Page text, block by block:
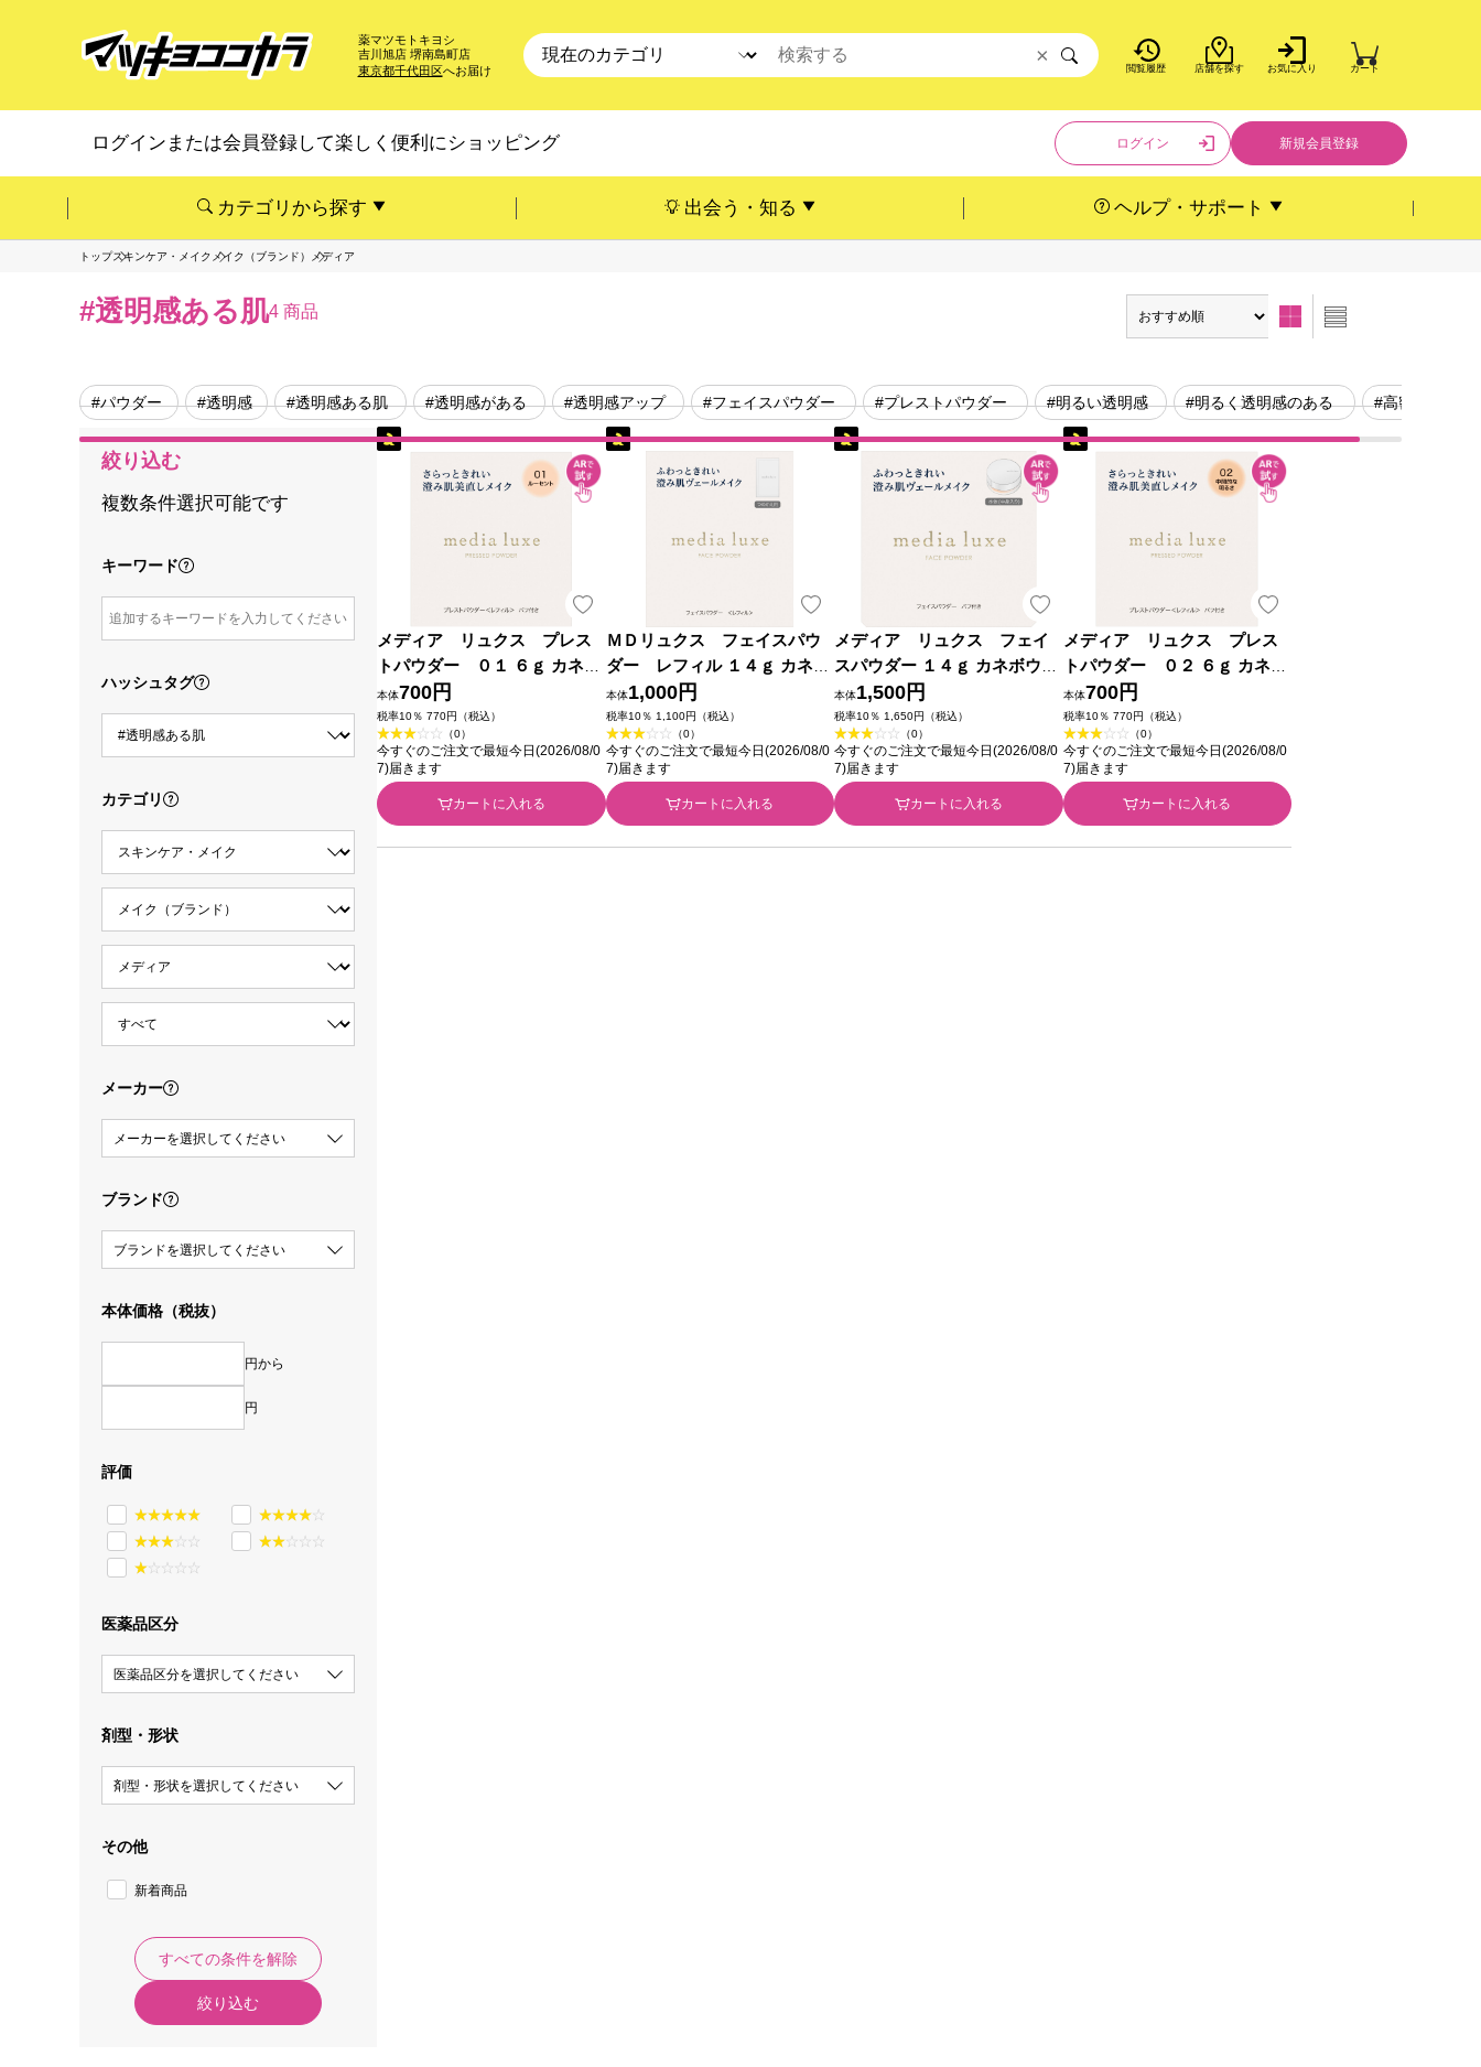
薬マツモトキヨシ
吉川旭店 堺南島町店
東京都千代田区へお届け 閲覧履歴 店舗を探す お気に入り カート
×
ログインまたは会員登録して楽しく便利にショッピング ログイン 新規会員登録
カテゴリから探す 出会う・知る ヘルプ・サポート
トップスキンケア・メイク メイク（ブランド） メディア
#透明感ある肌4 商品
#パウダー #透明感 #透明感ある肌 #透明感がある #透明感アップ #フェイスパウダー #プレストパウダー #明るい透明感 #明るく透明感のある #高密着
絞り込む
複数条件選択可能です
キーワード
ハッシュタグ
カテゴリ
メーカー
メーカーを選択してください
ブランド
ブランドを選択してください
本体価格（税抜）
円から
円
評価
医薬品区分
医薬品区分を選択してください
剤型・形状
剤型・形状を選択してください
その他
新着商品
すべての条件を解除
絞り込む
メディア リュクス プレス
トパウダー ０１ ６ｇ カネボ
ウ化粧品
本体700円
税率10％ 770円（税込）
（0）
今すぐのご注文で最短今日(2026/08/0
7)届きます
カートに入れる
ＭＤリュクス フェイスパウ
ダー レフィル １４ｇ カネボ
ウ化粧品
本体1,000円
税率10％ 1,100円（税込）
（0）
今すぐのご注文で最短今日(2026/08/0
7)届きます
カートに入れる
メディア リュクス フェイ
スパウダー １４ｇ カネボウ化
粧品
本体1,500円
税率10％ 1,650円（税込）
（0）
今すぐのご注文で最短今日(2026/08/0
7)届きます
カートに入れる
メディア リュクス プレス
トパウダー ０２ ６ｇ カネボ
ウ化粧品
本体700円
税率10％ 770円（税込）
（0）
今すぐのご注文で最短今日(2026/08/0
7)届きます
カートに入れる